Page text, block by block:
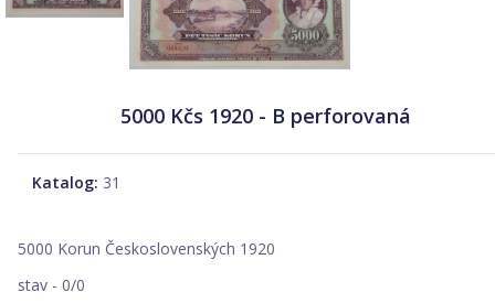
5000 Kčs 1920 - B perforovaná
Katalog: 31
5000 Korun Československých 1920
stav - 0/0